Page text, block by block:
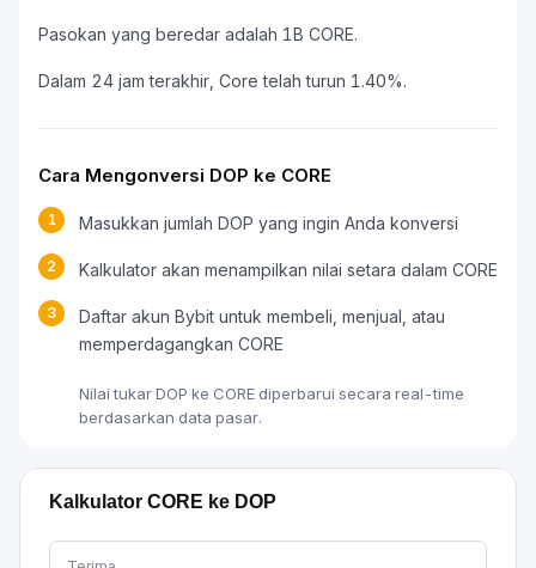
Pasokan yang beredar adalah 1B CORE.
Dalam 24 jam terakhir, Core telah turun 1.40%.
Cara Mengonversi DOP ke CORE
1 Masukkan jumlah DOP yang ingin Anda konversi
2 Kalkulator akan menampilkan nilai setara dalam CORE
3
Daftar akun Bybit untuk membeli, menjual, atau
memperdagangkan CORE
Nilai tukar DOP ke CORE diperbarui secara real-time
berdasarkan data pasar.
Kalkulator CORE ke DOP